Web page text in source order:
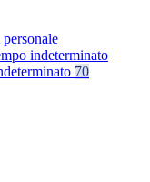
indeterminato
70